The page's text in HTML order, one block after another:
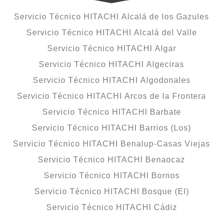
Servicio Técnico HITACHI Alcalá de los Gazules
Servicio Técnico HITACHI Alcalá del Valle
Servicio Técnico HITACHI Algar
Servicio Técnico HITACHI Algeciras
Servicio Técnico HITACHI Algodonales
Servicio Técnico HITACHI Arcos de la Frontera
Servicio Técnico HITACHI Barbate
Servicio Técnico HITACHI Barrios (Los)
Servicio Técnico HITACHI Benalup-Casas Viejas
Servicio Técnico HITACHI Benaocaz
Servicio Técnico HITACHI Bornos
Servicio Técnico HITACHI Bosque (El)
Servicio Técnico HITACHI Cádiz